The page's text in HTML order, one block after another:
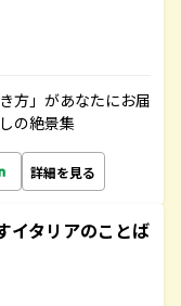
方」があなたにお届
の絶景集
詳細を見る
イタリアのことば